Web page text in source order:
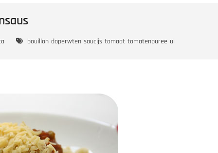
bouillon doperwten saucijs tomaat tomatenpuree ui